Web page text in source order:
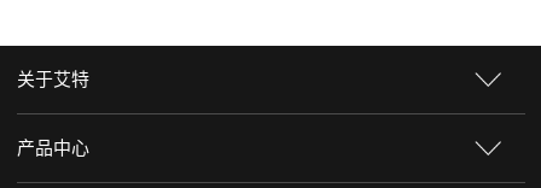
关于艾特
产品中心